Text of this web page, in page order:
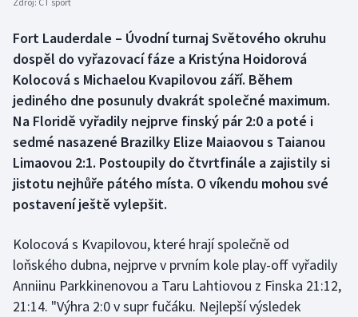
Box
Curling
Dostihy
Futsal
Golf
Gymnastika
Fort Lauderdale – Úvodní turnaj Světového okruhu
dospěl do vyřazovací fáze a Kristýna Hoidorová
Kolocová s Michaelou Kvapilovou září. Během
jediného dne posunuly dvakrát společné maximum.
Na Floridě vyřadily nejprve finský pár 2:0 a poté i
sedmé nasazené Brazilky Elize Maiaovou s Taianou
Limaovou 2:1. Postoupily do čtvrtfinále a zajistily si
jistotu nejhůře pátého místa. O víkendu mohou své
postavení ještě vylepšit.
Kolocová s Kvapilovou, které hrají společně od
loňského dubna, nejprve v prvním kole play-off vyřadily
Anniinu Parkkinenovou a Taru Lahtiovou z Finska 21:12,
21:14. "Výhra 2:0 v supr fučáku. Nejlepší výsledek